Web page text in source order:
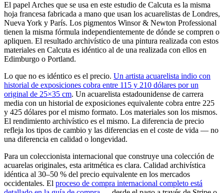
El papel Arches que se usa en este estudio de Calcuta es la misma
hoja francesa fabricada a mano que usan los acuarelistas de Londres,
Nueva York y París. Los pigmentos Winsor & Newton Professional
tienen la misma fórmula independientemente de dónde se compren o
apliquen. El resultado archivístico de una pintura realizada con estos
materiales en Calcuta es idéntico al de una realizada con ellos en
Edimburgo o Portland.
Lo que no es idéntico es el precio. Un artista acuarelista indio con
historial de exposiciones cobra entre 115 y 210 dólares por un
original de 25×35 cm. Un acuarelista estadounidense de carrera
media con un historial de exposiciones equivalente cobra entre 225
y 425 dólares por el mismo formato. Los materiales son los mismos.
El rendimiento archivístico es el mismo. La diferencia de precio
refleja los tipos de cambio y las diferencias en el coste de vida — no
una diferencia en calidad o longevidad.
Para un coleccionista internacional que construye una colección de
acuarelas originales, esta aritmética es clara. Calidad archivística
idéntica al 30–50 % del precio equivalente en los mercados
occidentales. El proceso de compra internacional completo está